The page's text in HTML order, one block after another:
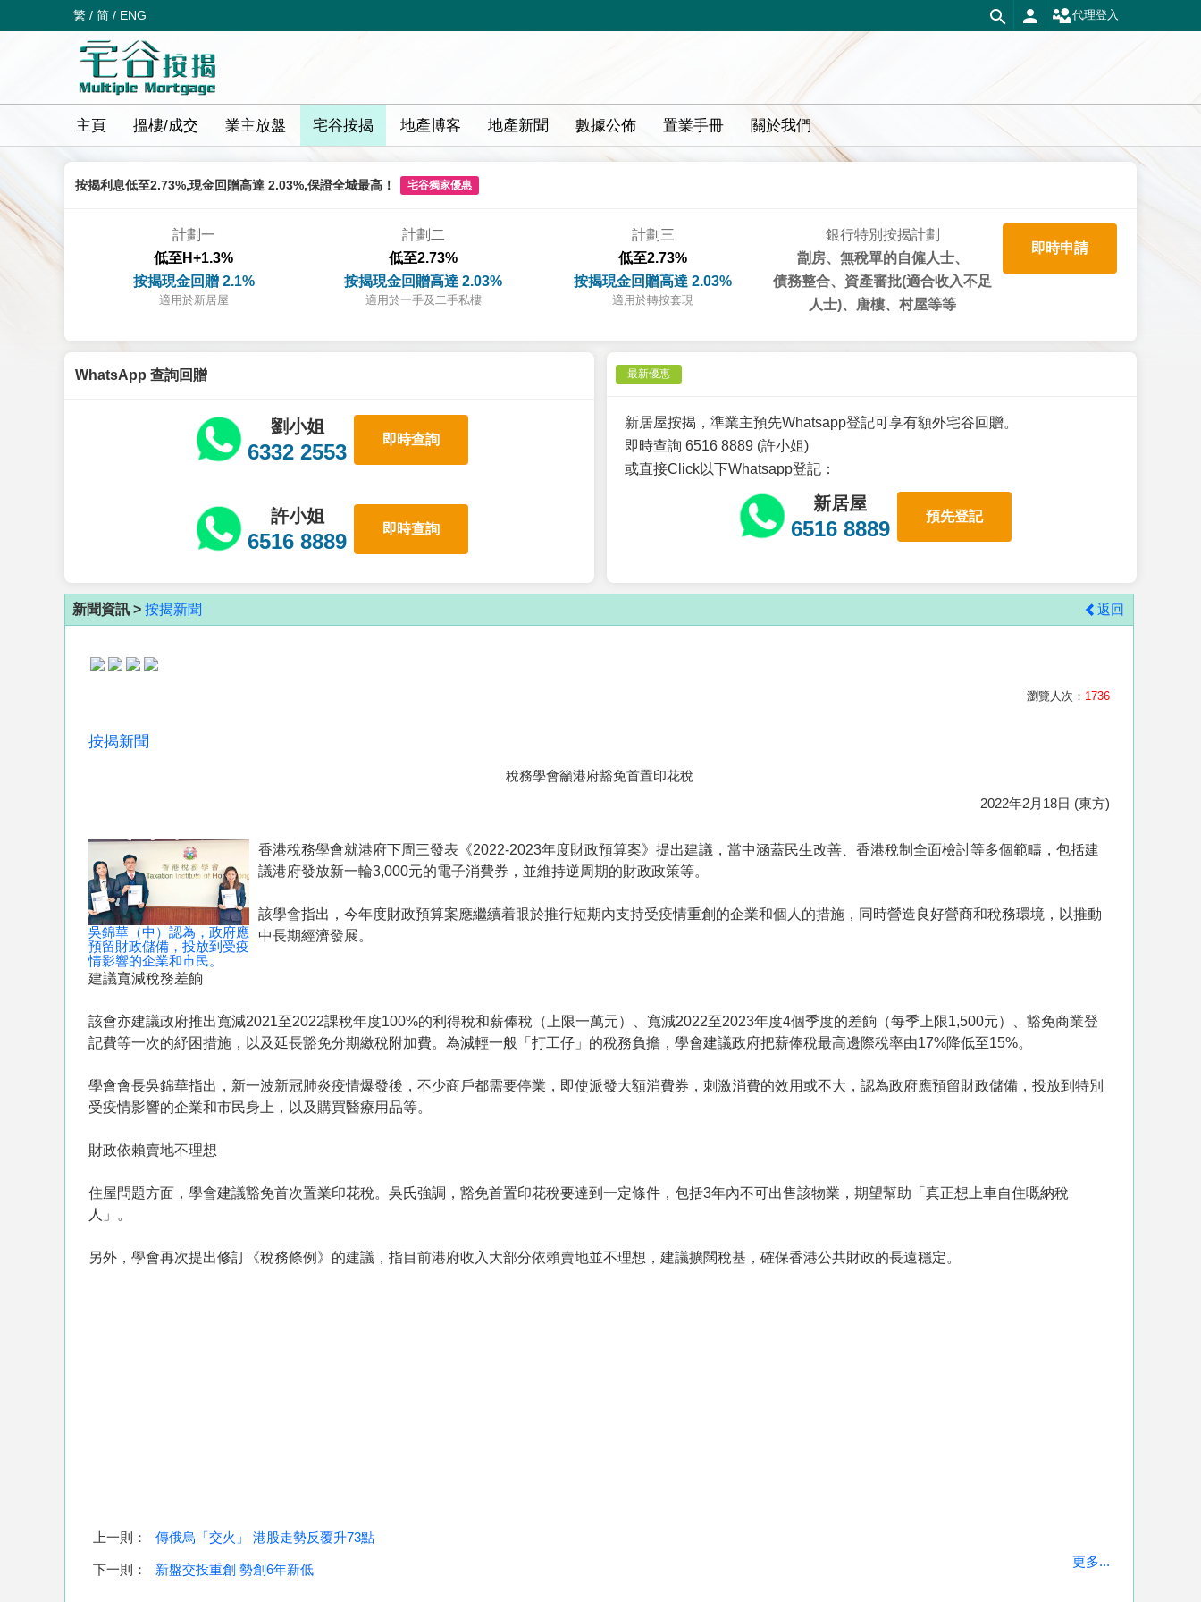
繁 / 简 / ENG 代理登入
主頁 搵樓/成交 業主放盤 宅谷按揭 地產博客 地產新聞 數據公佈 置業手冊 關於我們
按揭利息低至2.73%,現金回贈高達 2.03%,保證全城最高！ 宅谷獨家優惠
計劃一
低至H+1.3%
按揭現金回贈 2.1%
適用於新居屋
計劃二
低至2.73%
按揭現金回贈高達 2.03%
適用於一手及二手私樓
計劃三
低至2.73%
按揭現金回贈高達 2.03%
適用於轉按套現
銀行特別按揭計劃
劏房、無稅單的自僱人士、
債務整合、資產審批(適合收入不足
人士)、唐樓、村屋等等
即時申請
WhatsApp 查詢回贈
劉小姐
6332 2553
即時查詢
許小姐
6516 8889
即時查詢
最新優惠
新居屋按揭，準業主預先Whatsapp登記可享有額外宅谷回贈。
即時查詢 6516 8889 (許小姐)
或直接Click以下Whatsapp登記：
新居屋
6516 8889
預先登記
新聞資訊 > 按揭新聞 返回
瀏覽人次： 1736
按揭新聞
稅務學會籲港府豁免首置印花稅
2022年2月18日 (東方)
吳錦華（中）認為，政府應
預留財政儲備，投放到受疫
情影響的企業和市民。
香港稅務學會就港府下周三發表《2022-2023年度財政預算案》提出建議，當中涵蓋民生改善、香港稅制全面檢討等多個範疇，包括建
議港府發放新一輪3,000元的電子消費券，並維持逆周期的財政政策等。
該學會指出，今年度財政預算案應繼續着眼於推行短期內支持受疫情重創的企業和個人的措施，同時營造良好營商和稅務環境，以推動
中長期經濟發展。
建議寬減稅務差餉
該會亦建議政府推出寬減2021至2022課稅年度100%的利得稅和薪俸稅（上限一萬元）、寬減2022至2023年度4個季度的差餉（每季上限1,500元）、豁免商業登
記費等一次的紓困措施，以及延長豁免分期繳稅附加費。為減輕一般「打工仔」的稅務負擔，學會建議政府把薪俸稅最高邊際稅率由17%降低至15%。
學會會長吳錦華指出，新一波新冠肺炎疫情爆發後，不少商戶都需要停業，即使派發大額消費券，刺激消費的效用或不大，認為政府應預留財政儲備，投放到特別
受疫情影響的企業和市民身上，以及購買醫療用品等。
財政依賴賣地不理想
住屋問題方面，學會建議豁免首次置業印花稅。吳氏強調，豁免首置印花稅要達到一定條件，包括3年內不可出售該物業，期望幫助「真正想上車自住嘅納稅
人」。
另外，學會再次提出修訂《稅務條例》的建議，指目前港府收入大部分依賴賣地並不理想，建議擴闊稅基，確保香港公共財政的長遠穩定。
上一則： 傳俄烏「交火」 港股走勢反覆升73點
下一則： 新盤交投重創 勢創6年新低
更多...